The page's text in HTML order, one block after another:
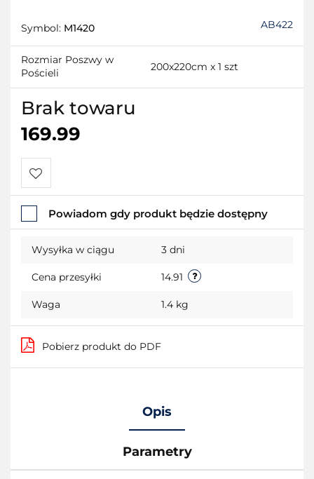
Symbol: M1420 AB422
Rozmiar Poszwy w
Pościeli
200x220cm x 1 szt
Brak towaru
169.99
Do
przechowalni
Powiadom gdy produkt będzie dostępny
Wysyłka w ciągu 3 dni
Cena przesyłki 14.91
Waga 1.4 kg
Pobierz produkt do PDF
Opis
Parametry